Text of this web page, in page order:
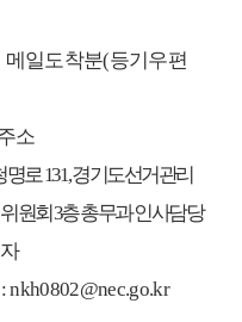
메일도착분(등기우편
소
명로131,경기도선거관리
위원회3층 총무과 인사담당
자
: nkh0802@nec.go.kr